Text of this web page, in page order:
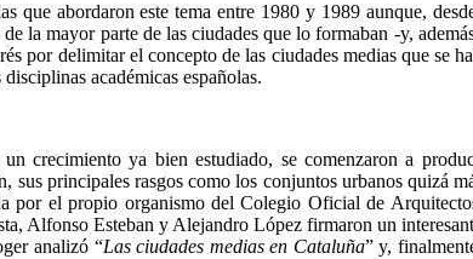
que abordaron este tema entre 1980 y 1989 aunque,
la mayor parte de las ciudades que lo formaban -y,
por delimitar el concepto de las ciudades medias que se
académicas españolas.
crecimiento ya bien estudiado, se comenzaron a
principales rasgos como los conjuntos urbanos quizá
por el propio organismo del Colegio Oficial de
Alfonso Esteban y Alejandro López firmaron un
analizó “Las ciudades medias en Cataluña” y,